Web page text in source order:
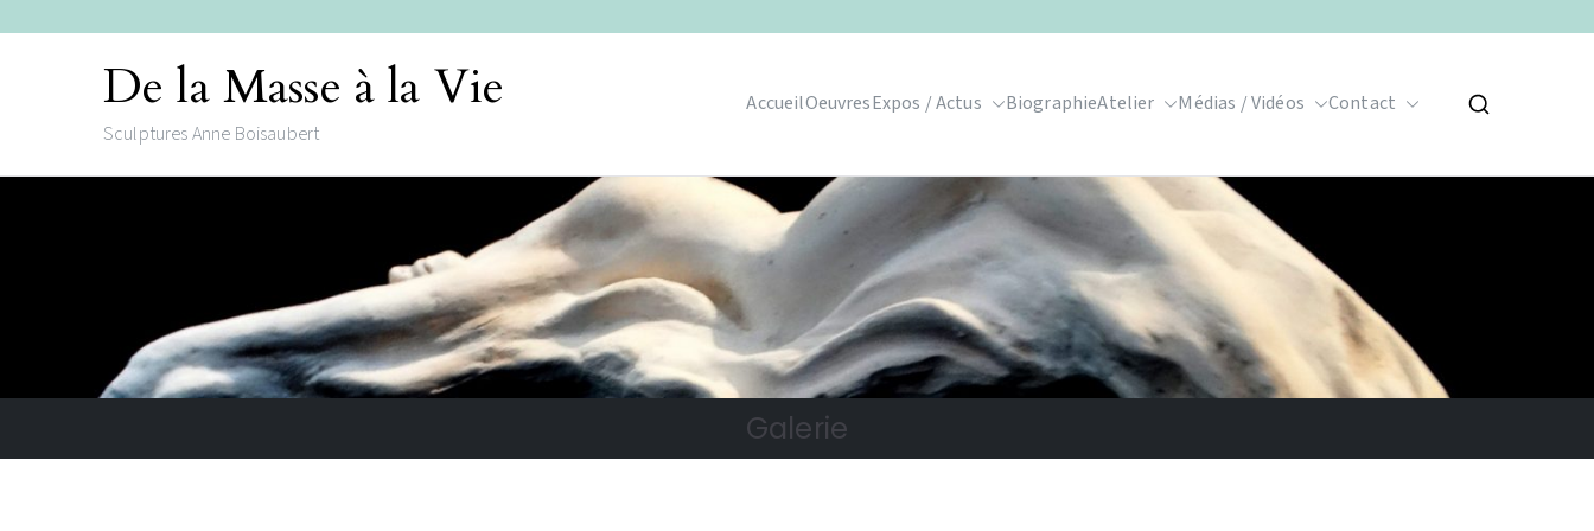
De la Masse à la Vie
Sculptures Anne Boisaubert
AccueilOeuvresExpos / Actus BiographieAtelier Médias / Vidéos Contact
Galerie